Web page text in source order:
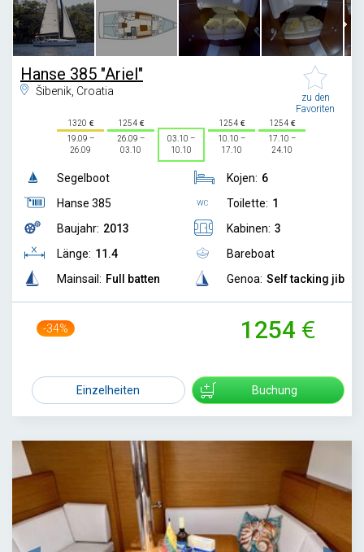
Hanse 385 "Ariel"
Šibenik, Croatia
zu den
Favoriten
1320
19.09 –
26.09
1254
26.09 –
03.10
03.10 –
10.10
1254
10.10 –
17.10
1254
17.10 –
24.10
Segelboot
Hanse 385
Baujahr: 2013
Länge: 11.4
Mainsail: Full batten
Kojen: 6
Toilette: 1
Kabinen: 3
Bareboat
Genoa: Self tacking jib
-34% 1254
Einzelheiten Buchung